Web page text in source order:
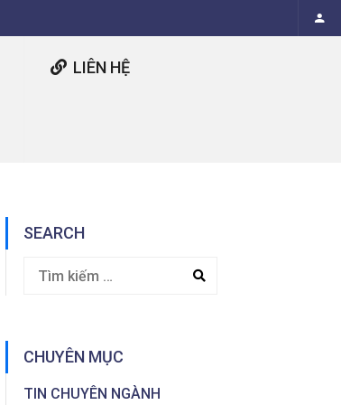
LIÊN HỆ
SEARCH
CHUYÊN MỤC
TIN CHUYÊN NGÀNH